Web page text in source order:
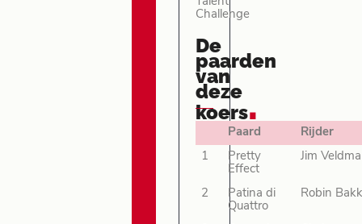
Challenge
De
paarden
van
deze
koers.
Paard
Rijder
1
Pretty
Effect
Jim
2
Patina di
Quattro
Robin